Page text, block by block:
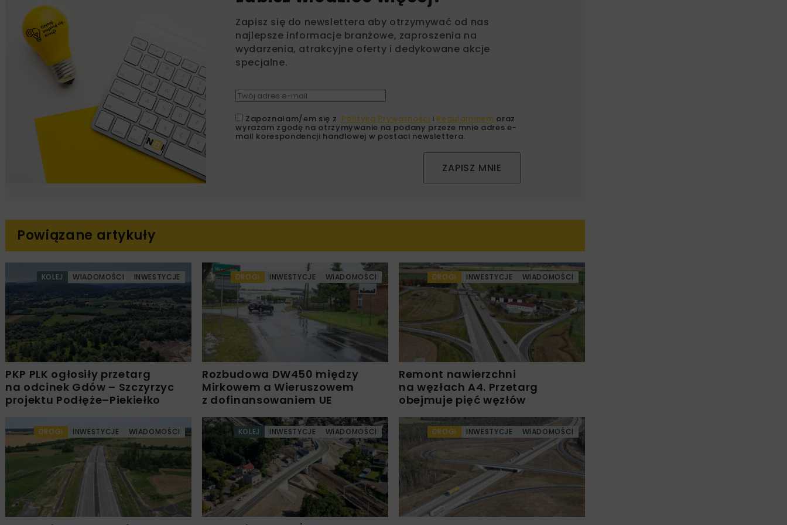
Zapisz się do newslettera aby otrzymywać od nas
najlepsze informacje branżowe, zaproszenia na
wydarzenia, atrakcyjne oferty i dedykowane akcje
specjalne.
Zapoznałam/em się z Polityką Prywatności i Regulaminem oraz
wyrażam zgodę na otrzymywanie na podany przeze mnie adres e-
mail korespondencji handlowej w postaci newslettera.
ZAPISZ MNIE
Powiązane artykuły
KOLEJ WIADOMOŚCI INWESTYCJE
PKP PLK ogłosiły przetarg
na odcinek Gdów – Szczyrzyc
projektu Podłęże–Piekiełko
DROGI INWESTYCJE WIADOMOŚCI
Rozbudowa DW450 między
Mirkowem a Wieruszowem
z dofinansowaniem UE
DROGI INWESTYCJE WIADOMOŚCI
Remont nawierzchni
na węzłach A4. Przetarg
obejmuje pięć węzłów
DROGI INWESTYCJE WIADOMOŚCI KOLEJ INWESTYCJE WIADOMOŚCI DROGI INWESTYCJE WIADOMOŚCI